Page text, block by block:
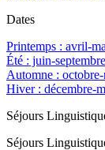
Dates
Printemps : avril-
Été : juin-septembre
Automne :
Hiver : décembre-
Séjours
Séjours